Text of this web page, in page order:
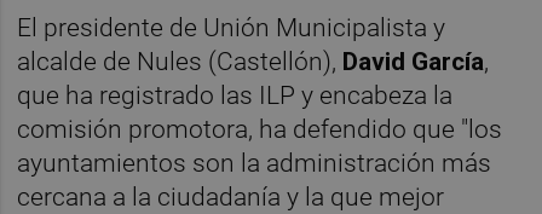
El presidente de Unión Municipalista y
alcalde de Nules (Castellón), David García,
que ha registrado las ILP y encabeza la
comisión promotora, ha defendido que "los
ayuntamientos son la administración más
cercana a la ciudadanía y la que mejor